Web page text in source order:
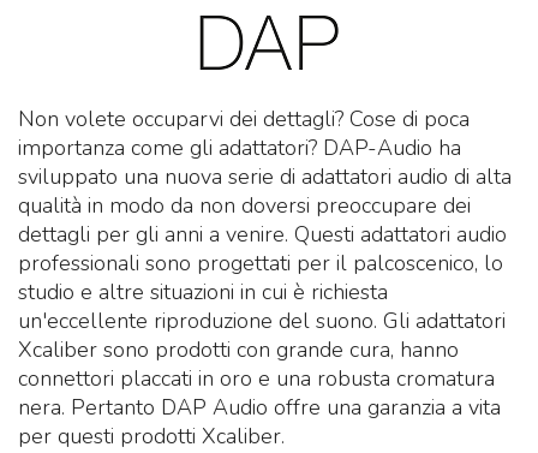
Non volete occuparvi dei dettagli? Cose di poca
importanza come gli adattatori? DAP-Audio ha
sviluppato una nuova serie di adattatori audio di alta
qualità in modo da non doversi preoccupare dei
dettagli per gli anni a venire. Questi adattatori audio
professionali sono progettati per il palcoscenico, lo
studio e altre situazioni in cui è richiesta
un'eccellente riproduzione del suono. Gli adattatori
Xcaliber sono prodotti con grande cura, hanno
connettori placcati in oro e una robusta cromatura
nera. Pertanto DAP Audio offre una garanzia a vita
per questi prodotti Xcaliber.